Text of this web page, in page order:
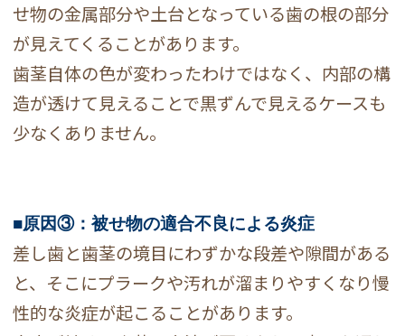
せ物の金属部分や土台となっている歯の根の部分
が見えてくることがあります。
歯茎自体の色が変わったわけではなく、内部の構
造が透けて見えることで黒ずんで見えるケースも
少なくありません。
■原因③：被せ物の適合不良による炎症
差し歯と歯茎の境目にわずかな段差や隙間がある
と、そこにプラークや汚れが溜まりやすくなり慢
性的な炎症が起こることがあります。